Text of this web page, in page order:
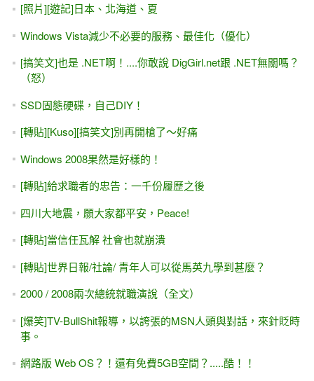
[照片][遊記]日本、北海道、夏
Windows Vista減少不必要的服務、最佳化（優化）
[搞笑文]也是 .NET啊！....你敢說 DigGirl.net跟 .NET無關嗎？
（怒）
SSD固態硬碟，自己DIY！
[轉貼][Kuso][搞笑文]別再開槍了～好痛
Windows 2008果然是好樣的！
[轉貼]給求職者的忠告：一千份履歷之後
四川大地震，願大家都平安，Peace!
[轉貼]當信任瓦解 社會也就崩潰
[轉貼]世界日報/社論/ 青年人可以從馬英九學到甚麼？
2000 / 2008兩次總統就職演說（全文）
[爆笑]TV-BullShit報導，以誇張的MSN人頭與對話，來針貶時
事。
網路版 Web OS？！還有免費5GB空間？.....酷！！